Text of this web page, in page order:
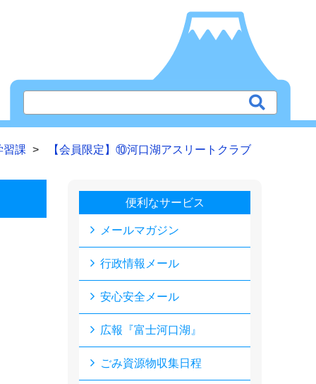
習課 【会員限定】⑩河口湖アスリートクラブ
便利なサービス
メールマガジン
行政情報メール
安心安全メール
広報『富士河口湖』
ごみ資源物収集日程